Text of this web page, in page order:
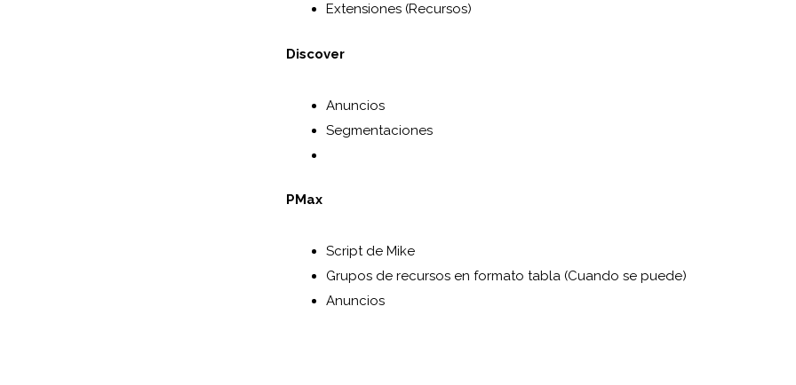
Extensiones (Recursos)
Discover
Anuncios
Segmentaciones
PMax
Script de Mike
Grupos de recursos en formato tabla (Cuando se puede)
Anuncios